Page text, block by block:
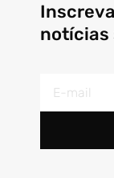
notícias
mail